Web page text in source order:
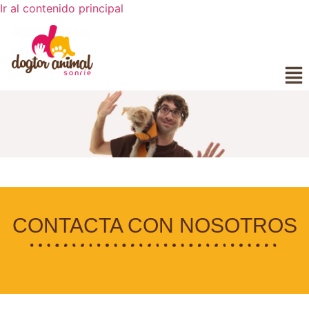
Ir al contenido principal
CONTACTA CON NOSOTROS